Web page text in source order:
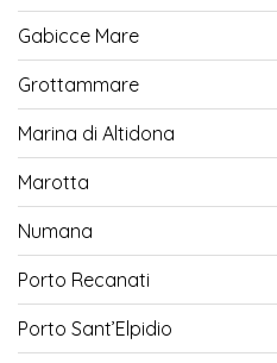
Gabicce Mare
Grottammare
Marina di Altidona
Marotta
Numana
Porto Recanati
Porto Sant’Elpidio